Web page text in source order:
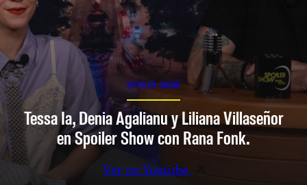
SPOILER SHOW
Tessa Ia, Denia Agalianu y Liliana Villaseñor
en Spoiler Show con Rana Fonk.
Ver en Youtube